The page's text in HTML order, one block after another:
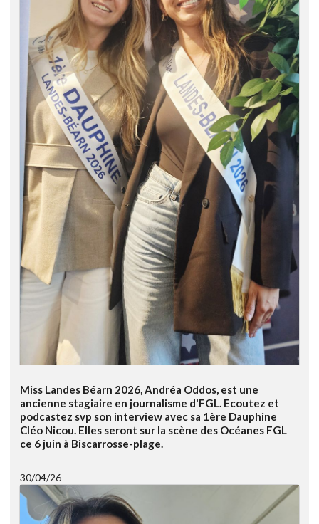
Miss Landes Béarn 2026, Andréa Oddos, est une
ancienne stagiaire en journalisme d'FGL. Ecoutez et
podcastez svp son interview avec sa 1ère Dauphine
Cléo Nicou. Elles seront sur la scène des Océanes FGL
ce 6 juin à Biscarrosse-plage.
30/04/26